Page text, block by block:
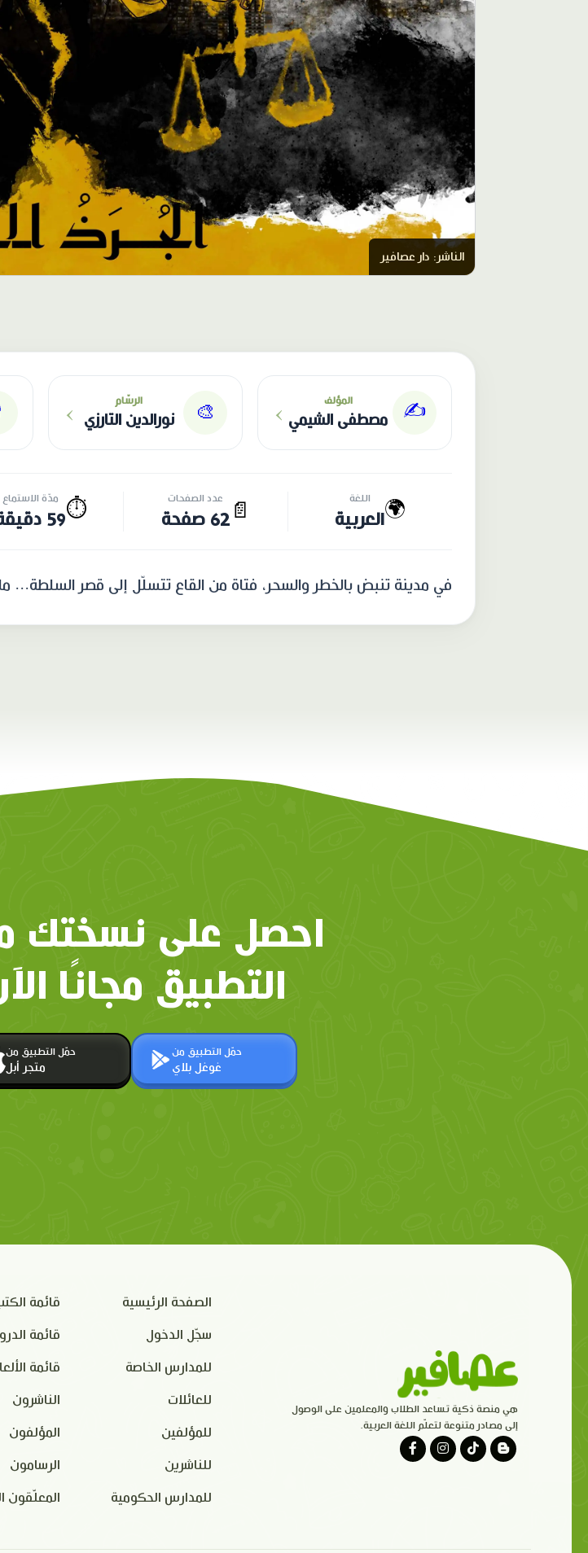
الناشر: دار عصافير
✍️ المؤلف
مصطفى الشيمي ›
🎨
الرسّام
نورالدين التارزي ›
🌍 اللغة
العربية 📄
عدد الصفحات
62 صفحة ⏱️ مدّة الاستماع
59 دقيقة
في مدينة تنبض بالخطر والسحر، فتاة من القاع تتسلّل إلى قصر السلطة... ما
احصل على نسختك
التطبيق مجانًا
حمّل التطبيق من
متجر أبل
حمّل التطبيق من
غوغل بلاي
هي منصة ذكية تساعد الطلاب والمعلمين على الوصول
إلى مصادر متنوعة لتعلّم اللغة العربية.
الصفحة الرئيسية
سجّل الدخول
للمدارس الخاصة
للعائلات
للمؤلفين
للناشرين
للمدارس الحكومية
قائمة
قائمة
قائمة
الناشرون
المؤلفون
الرسامون
المعلّقون